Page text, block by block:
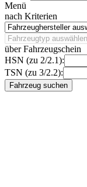
Menü
nach Kriterien
über Fahrzeugschein
HSN (zu 2/2.1):
TSN (zu 3/2.2):
Fahrzeug suchen